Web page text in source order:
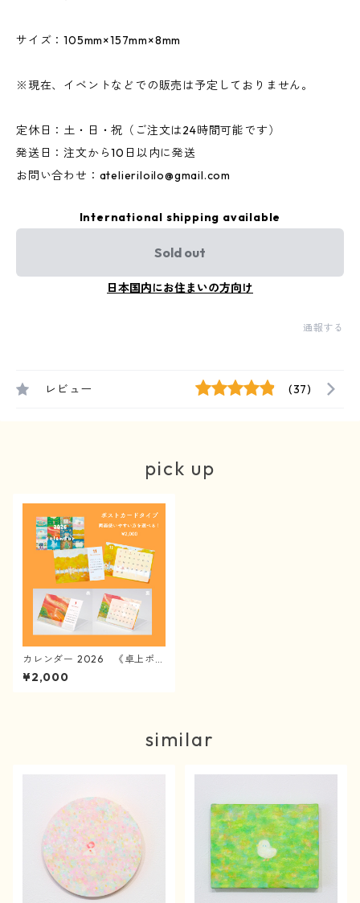
サイズ：105mm×157mm×8mm
※現在、イベントなどでの販売は予定しておりません。
定休日：土・日・祝（ご注文は24時間可能です）
発送日：注文から10日以内に発送
お問い合わせ： atelieriloilo@gmail.com
International shipping available
Sold out
日本国内にお住まいの方向け
通報する
レビュー (37)
pick up
カレンダー 2026 《卓上ポス
トカードタイプ》
¥2,000
similar